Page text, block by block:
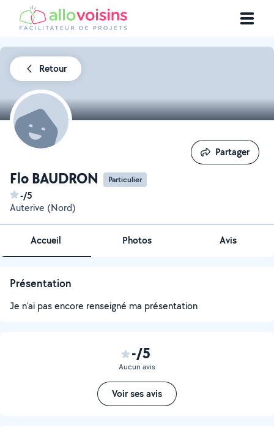
Retour
Flo BAUDRON Particulier
-/5
Auterive (Nord)
Partager
Partager
Accueil Photos Avis
Présentation
Je n'ai pas encore renseigné ma présentation
-/5
Aucun avis
Voir ses avis